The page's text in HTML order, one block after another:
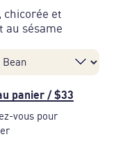
chicorée et
au sésame
panier / $33
vous pour